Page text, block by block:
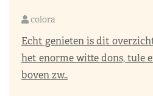
colora
Echt genieten is dit
het enorme witte dons, tule
boven zw..